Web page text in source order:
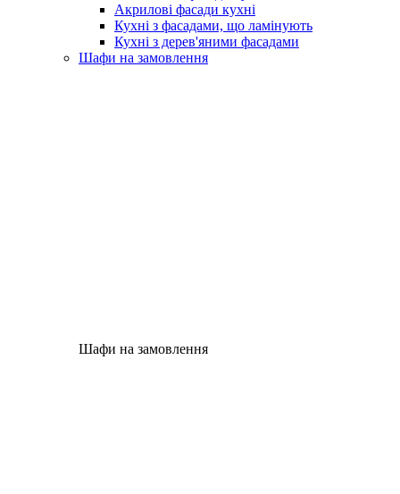
Акрилові фасади кухні
Кухні з фасадами, що ламінують
Кухні з дерев'яними фасадами
Шафи на замовлення
Шафи на замовлення